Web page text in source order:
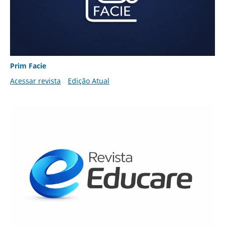
Prim Facie
Acessar revista
Edição Atual